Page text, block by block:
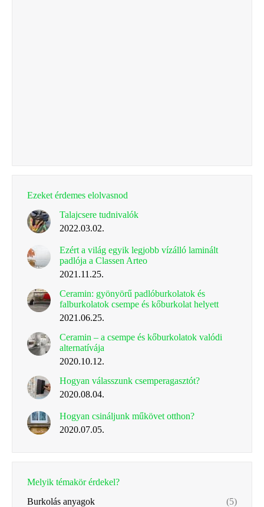
Ezeket érdemes elolvasnod
Talajcsere tudnivalók
2022.03.02.
Ezért a világ egyik legjobb vízálló laminált
padlója a Classen Arteo
2021.11.25.
Ceramin: gyönyörű padlóburkolatok és
falburkolatok csempe és kőburkolat helyett
2021.06.25.
Ceramin – a csempe és kőburkolatok valódi
alternatívája
2020.10.12.
Hogyan válasszunk csemperagasztót?
2020.08.04.
Hogyan csináljunk műkövet otthon?
2020.07.05.
Melyik témakör érdekel?
Burkolás anyagok
(5)